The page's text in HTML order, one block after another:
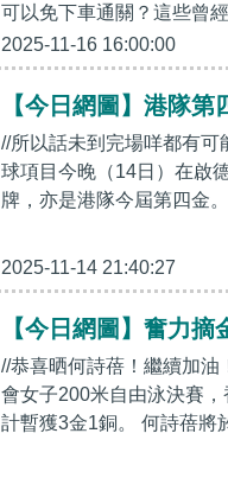
可以免下車通關？這些曾
2025-11-16 16:00:00
【今日網圖】港隊第
//所以話未到完場咩都有可
球項目今晚（14日）在啟
牌，亦是港隊今屆第四金
2025-11-14 21:40:27
【今日網圖】奮力摘
//恭喜晒何詩蓓！繼續加油
會女子200米自由泳決賽
計暫獲3金1銅。 何詩蓓將